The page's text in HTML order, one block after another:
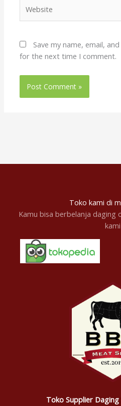
Save my name, email,
for the next time I comment.
Toko kami di
Kamu bisa berbelanja daging
kami
Toko Supplier Daging